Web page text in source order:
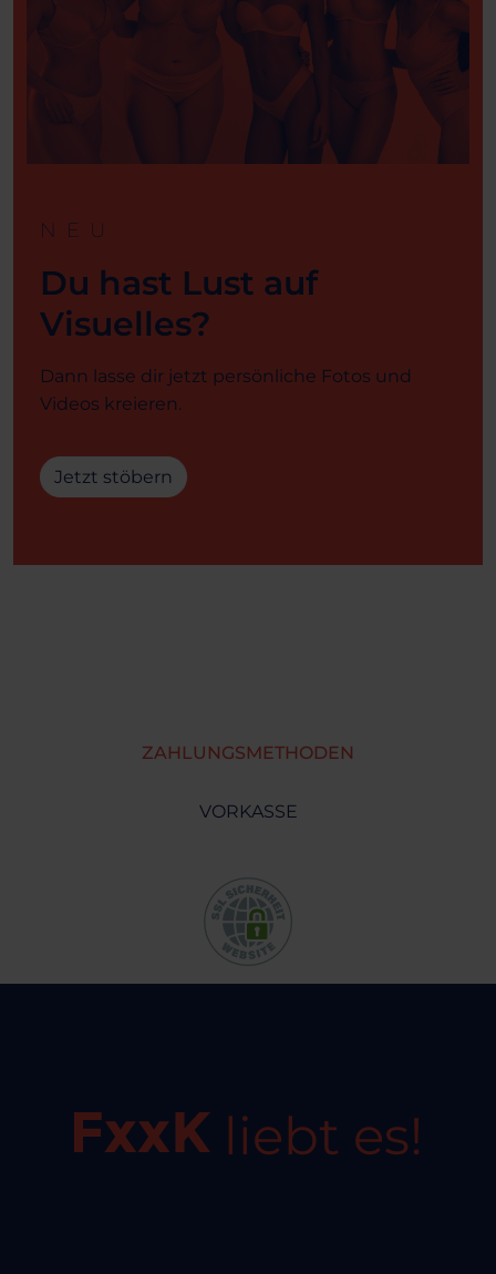
NEU
Du hast Lust auf
Visuelles?
Dann lasse dir jetzt persönliche Fotos und
Videos kreieren.
Jetzt stöbern
ZAHLUNGSMETHODEN
VORKASSE
liebt es!